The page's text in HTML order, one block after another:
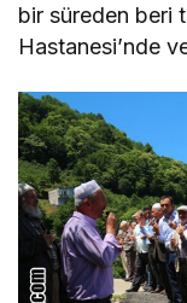
bir süreden beri
Hastanesi’nde